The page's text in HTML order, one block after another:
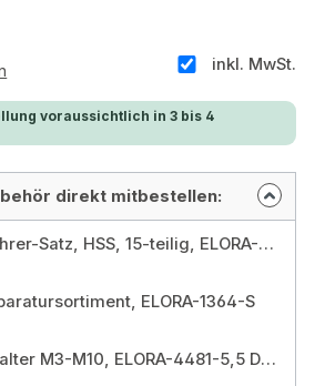
inkl. MwSt.
voraussichtlich in 3 bis 4
direkt mitbestellen:
Gewindebohrer-Satz, HSS, 15-teilig, ELORA-1360-S
ELORA-1364-S
Werkzeughalter M3-M10, ELORA-4481-5,5 Durchmesser: M3-M10